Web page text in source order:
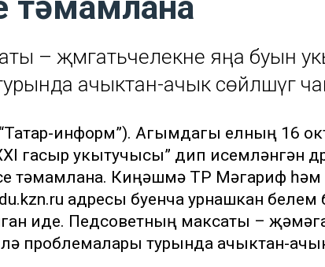
– җәмәгатьчелекне яңа буын
ачыктан-ачык сөйләшүгә
информ”). Агымдагы елның 16
гасыр укытучысы” дип исемләнгән
тәмамлана. Киңәшмә ТР Мәгариф
адресы буенча урнашкан белем
иде. Педсоветның максаты –
проблемалары турында ачыктан-